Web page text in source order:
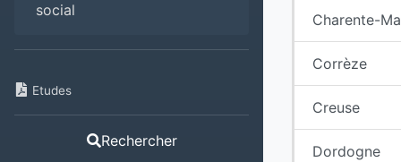
social
Etudes
Rechercher
Charente-
Corrèze
Creuse
Dordogne